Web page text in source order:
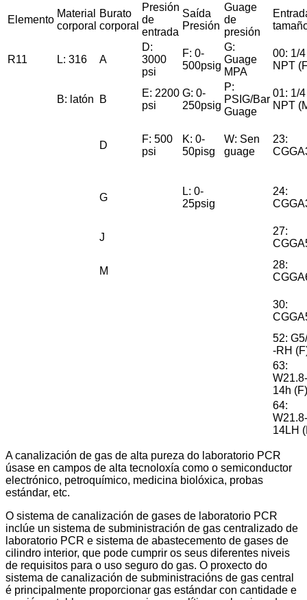
Elemento
Material
corporal
Burato
corporal
Presión
de
entrada
Saída
Presión
Guage
de
presión
R11 L: 316 A
D:
3000
psi
F: 0-
500psig
G:
Guage
MPA
00: 1/4
NPT
B: latón B
E: 2200
psi
G: 0-
250psig
P:
PSIG/Bar
Guage
01: 1/4
NPT
D
F: 500
psi
K: 0-
50pisg
W: Sen
guage
23:
G
L: 0-
25psig
24:
J
27:
M
28:
30:
52:
-RH
63:
W21.8-
14h (F)
64:
W21.8-
14LH
A canalización de gas de alta pureza do laboratorio PCR
úsase en campos de alta tecnoloxía como o semiconductor
electrónico, petroquímico, medicina biolóxica, probas
estándar, etc.
O sistema de canalización de gases de laboratorio PCR
inclúe un sistema de subministración de gas centralizado de
laboratorio PCR e sistema de abastecemento de gases de
cilindro interior, que pode cumprir os seus diferentes niveis
de requisitos para o uso seguro do gas. O proxecto do
sistema de canalización de subministracións de gas central
é principalmente proporcionar gas estándar con cantidade e